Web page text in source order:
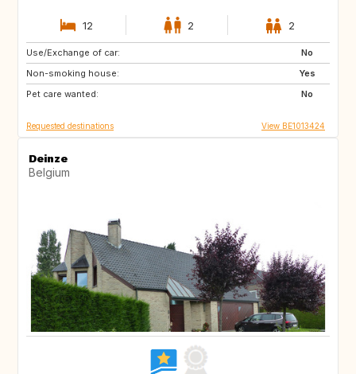
12 2 2
Use/Exchange of car:
No
Non-smoking house:
Yes
Pet care wanted:
No
SI
DE
NL
Requested destinations View BE1013424
Deinze
Belgium